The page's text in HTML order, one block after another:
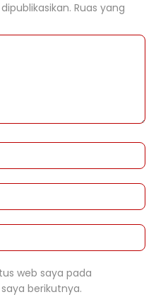
Ruas yang
web saya pada
berikutnya.